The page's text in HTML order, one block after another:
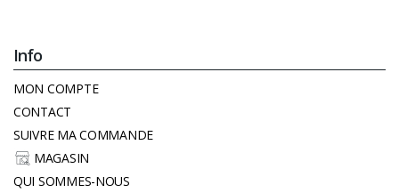
Info
MON COMPTE
CONTACT
SUIVRE MA COMMANDE
MAGASIN
QUI SOMMES-NOUS